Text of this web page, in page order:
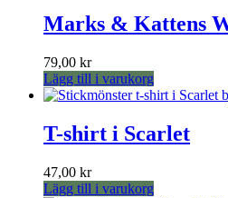
Marks & Kattens
79,00 kr
Lägg till i varukorg
T-shirt i Scarlet
47,00 kr
Lägg till i varukorg